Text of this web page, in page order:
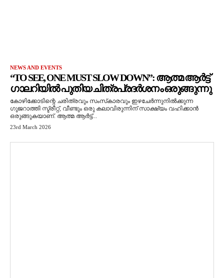
NEWS AND EVENTS
“TO SEE, ONE MUST SLOW DOWN”: ആത്മ ആർട്ട്
ഗാലറിയിൽ പുതിയ ചിത്രപ്രദർശനം ഒരുങ്ങുന്നു
കോഴിക്കോടിന്റെ ചരിത്രവും സംസ്‌കാരവും ഇഴചേർന്നുനിൽക്കുന്ന
ഗുജറാത്തി സ്ട്രീറ്റ്, വീണ്ടും ഒരു കലാവിരുന്നിന് സാക്ഷ്യം വഹിക്കാൻ
ഒരുങ്ങുകയാണ്. ആത്മ ആർട്ട്...
23rd March 2026